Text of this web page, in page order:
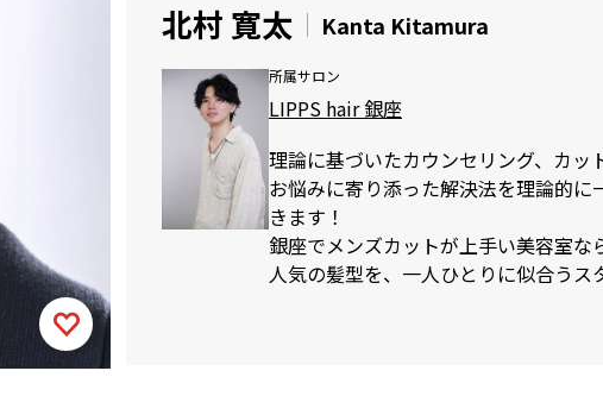
北村 寛太 Kanta Kitamura
所属サロン
LIPPS hair 銀座
理論に基づいたカウンセリング、カッ
お悩みに寄り添った解決法を理論的
きます！
銀座でメンズカットが上手い美容室な
人気の髪型を、一人ひとりに似合うス